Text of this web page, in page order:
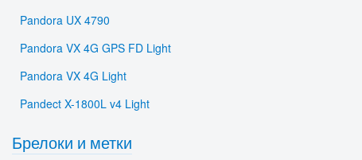
Pandora UX 4790
Pandora VX 4G GPS FD Light
Pandora VX 4G Light
Pandect X-1800L v4 Light
Брелоки и метки